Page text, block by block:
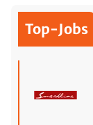
Top-Jobs